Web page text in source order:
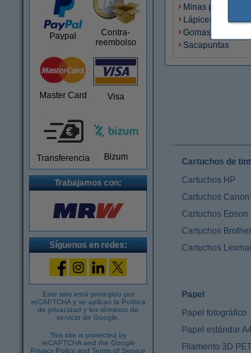
Paypal
Contra-
reembolso
Master Card Visa
Transferencia Bizum
Trabajamos con:
Síguenos en redes:
Este sitio está protegido por
reCAPTCHA y se aplican la Política
de privacidad y los términos de
servicio de Google
This site is protected by
reCAPTCHA and the Google
Privacy Policy and Terms of Service
Minas para
Lápices de
Gomas de borrar
Sacapuntas
Cartuchos de
Cartuchos HP
Cartuchos Canon
Cartuchos Epson
Cartuchos Brother
Cartuchos
Papel
Papel fotográfico
Papel estándar A4
Filamento 3D